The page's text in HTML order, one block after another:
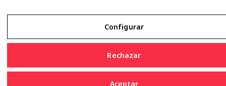
Configurar
Rechazar
Aceptar